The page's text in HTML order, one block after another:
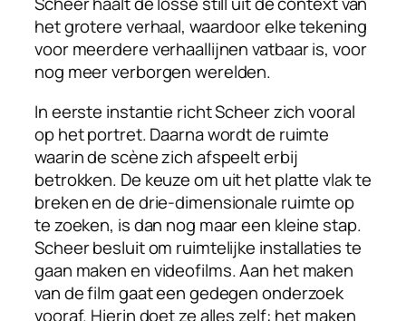
het grotere verhaal, waardoor elke tekening
voor meerdere verhaallijnen vatbaar is, voor
nog meer verborgen werelden.
In eerste instantie richt Scheer zich vooral
op het portret. Daarna wordt de ruimte
waarin de scène zich afspeelt erbij
betrokken. De keuze om uit het platte vlak te
breken en de drie-dimensionale ruimte op
te zoeken, is dan nog maar een kleine stap.
Scheer besluit om ruimtelijke installaties te
gaan maken en videofilms. Aan het maken
van de film gaat een gedegen onderzoek
vooraf. Hierin doet ze alles zelf: het maken